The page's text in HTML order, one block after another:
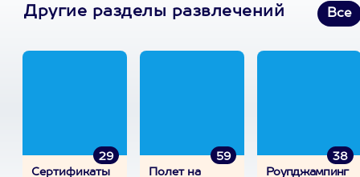
Другие разделы развлечений Все
29
Сертификаты
59
Полет на
38
Роупджампинг